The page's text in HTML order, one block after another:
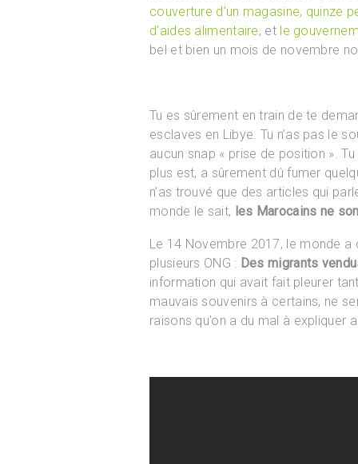
couverture d’un magasine, quinze
d’aides alimentaire, et le
bel et bien un mois de novembre
Tu es sûrement en train de te
esclaves en Libye. Tu n’as pas le
aucun snap « prise de position ».
plus est, a sûrement dû fumer
n’as trouvé que des articles qui
monde le sait, les Marocains ne
Le 14 Novembre 2017, le monde
plusieurs ONG : Des migrants
information qui avait fait pleurer
mauvais souvenirs à certains, ne
raisons qu’on a du mal à expliquer